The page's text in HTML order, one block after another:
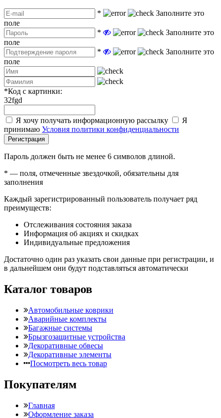
*
Заполните это
поле
*
Заполните это
поле
*
Заполните это
поле
*Код с картинки:
32fgd
Я хочу получать информационную рассылку
Я
принимаю Условия политики конфиденциальности
Регистрация
Пароль должен быть не менее 6 символов длиной.
* — поля, отмеченные звездочкой, обязательны для
заполнения
Каждый зарегистрированный пользователь получает ряд
преимуществ:
Отслеживания состояния заказа
Информация об акциях и скидках
Индивидуальные предложения
Достаточно один раз указать свои данные при регистрации, и
в дальнейшем они будут подставляться автоматически
Каталог товаров
Автомобильные коврики
Аварийные комплекты
Багажные системы
Брызгозащитные устройства
Декоративные обвесы
Декоративные элементы
Посмотреть весь товар
Покупателям
Главная
Оформление заказа